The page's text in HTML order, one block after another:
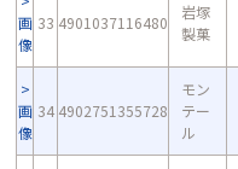
画
像
33 4901037116480
岩塚
製菓
画
像
34 4902751355728
モン
テー
ル